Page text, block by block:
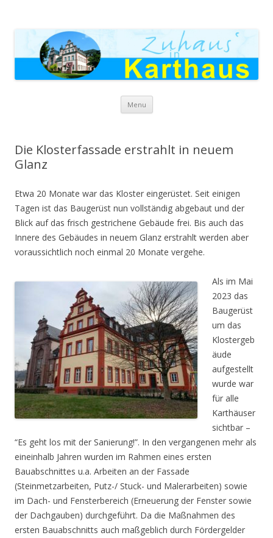
Menu Skip to content
Die Klosterfassade erstrahlt in neuem
Glanz
Etwa 20 Monate war das Kloster eingerüstet. Seit einigen
Tagen ist das Baugerüst nun vollständig abgebaut und der
Blick auf das frisch gestrichene Gebäude frei. Bis auch das
Innere des Gebäudes in neuem Glanz erstrahlt werden aber
voraussichtlich noch einmal 20 Monate vergehe.
Als im Mai
2023 das
Baugerüst
um das
Klostergeb
äude
aufgestellt
wurde war
für alle
Karthäuser
sichtbar –
“Es geht los mit der Sanierung!”. In den vergangenen mehr als
eineinhalb Jahren wurden im Rahmen eines ersten
Bauabschnittes u.a. Arbeiten an der Fassade
(Steinmetzarbeiten, Putz-/ Stuck- und Malerarbeiten) sowie
im Dach- und Fensterbereich (Erneuerung der Fenster sowie
der Dachgauben) durchgeführt. Da die Maßnahmen des
ersten Bauabschnitts auch maßgeblich durch Fördergelder